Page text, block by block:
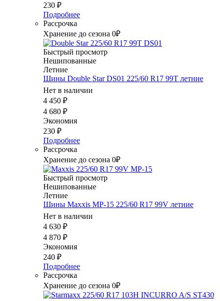
230 ₽
Подробнее
Рассрочка
Хранение до сезона 0₽
Быстрый просмотр
Нешипованные
Летние
Шины Double Star DS01 225/60 R17 99T летние
Нет в наличии
4 450 ₽
4 680 ₽
Экономия
230 ₽
Подробнее
Рассрочка
Хранение до сезона 0₽
Быстрый просмотр
Нешипованные
Летние
Шины Maxxis MP-15 225/60 R17 99V летние
Нет в наличии
4 630 ₽
4 870 ₽
Экономия
240 ₽
Подробнее
Рассрочка
Хранение до сезона 0₽